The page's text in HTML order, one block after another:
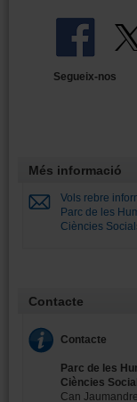
Segueix-nos
Més informació
Vols rebre
Parc de les
Ciències
Contacte
Contacte
Parc de les
Ciències
Can